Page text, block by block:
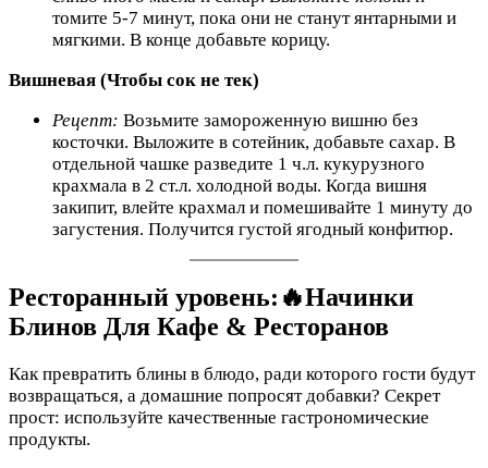
томите 5-7 минут, пока они не станут янтарными и
мягкими. В конце добавьте корицу.
Вишневая (Чтобы сок не тек)
Рецепт: Возьмите замороженную вишню без
косточки. Выложите в сотейник, добавьте сахар. В
отдельной чашке разведите 1 ч.л. кукурузного
крахмала в 2 ст.л. холодной воды. Когда вишня
закипит, влейте крахмал и помешивайте 1 минуту до
загустения. Получится густой ягодный конфитюр.
Ресторанный уровень:🔥Начинки
Блинов Для Кафе & Ресторанов
Как превратить блины в блюдо, ради которого гости будут
возвращаться, а домашние попросят добавки? Секрет
прост: используйте качественные гастрономические
продукты.